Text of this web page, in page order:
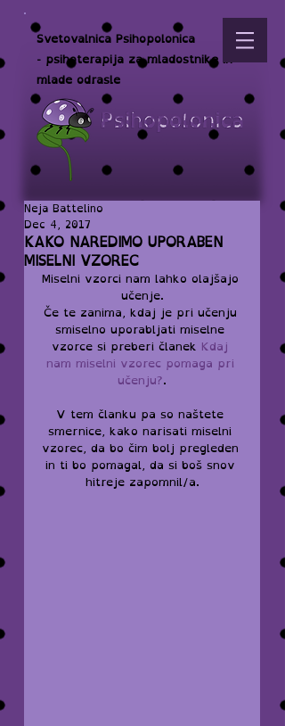
Svetovalnica Psihopolonica
- psihoterapija za mladostnike in
mlade odrasle
KAKO NAREDIMO UPORABEN
MISELNI VZOREC
Neja Battelino
Dec 4, 2017
Miselni vzorci nam lahko olajšajo
učenje.
Če te zanima, kdaj je pri učenju
smiselno uporabljati miselne
vzorce si preberi članek Kdaj
nam miselni vzorec pomaga pri
učenju?.
V tem članku pa so naštete
smernice, kako narisati miselni
vzorec, da bo čim bolj pregleden
in ti bo pomagal, da si boš snov
hitreje zapomnil/a.